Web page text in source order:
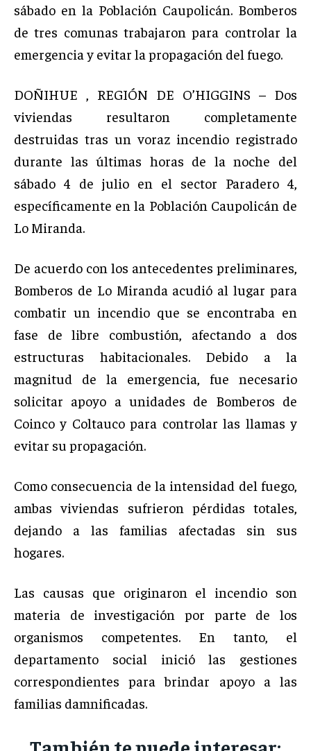
sábado en la Población Caupolicán. Bomberos
de tres comunas trabajaron para controlar la
emergencia y evitar la propagación del fuego.
DOÑIHUE , REGIÓN DE O’HIGGINS – Dos
viviendas resultaron completamente
destruidas tras un voraz incendio registrado
durante las últimas horas de la noche del
sábado 4 de julio en el sector Paradero 4,
específicamente en la Población Caupolicán de
Lo Miranda.
De acuerdo con los antecedentes preliminares,
Bomberos de Lo Miranda acudió al lugar para
combatir un incendio que se encontraba en
fase de libre combustión, afectando a dos
estructuras habitacionales. Debido a la
magnitud de la emergencia, fue necesario
solicitar apoyo a unidades de Bomberos de
Coinco y Coltauco para controlar las llamas y
evitar su propagación.
Como consecuencia de la intensidad del fuego,
ambas viviendas sufrieron pérdidas totales,
dejando a las familias afectadas sin sus
hogares.
Las causas que originaron el incendio son
materia de investigación por parte de los
organismos competentes. En tanto, el
departamento social inició las gestiones
correspondientes para brindar apoyo a las
familias damnificadas.